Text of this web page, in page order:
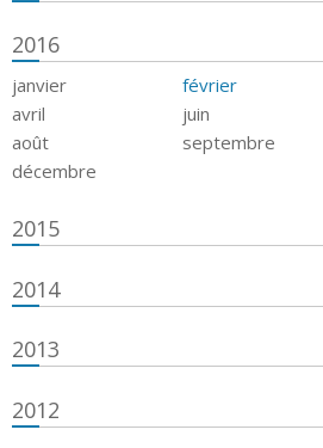
2016
janvier février
avril
juin
août
septembre
décembre
2015
2014
2013
2012